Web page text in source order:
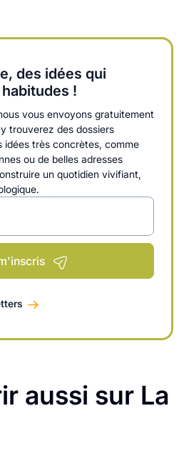
des idées qui
!
vous envoyons gratuitement
trouverez des dossiers
idées très concrètes, comme
ou de belles adresses
un quotidien vivifiant,
aussi sur La